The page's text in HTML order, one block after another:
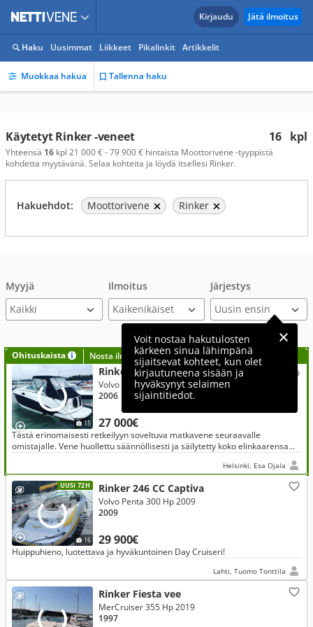
Kirjaudu Jätä ilmoitus
Haku Uusimmat Liikkeet Pikalinkit Artikkelit
Muokkaa hakua Tallenna haku
16 kpl
Käytetyt Rinker -veneet
Yhteensä 16 kpl 21 000 € - 79 900 € hintaista Moottorivene -tyyppistä
kohdetta myytävänä. Selaa kohteita ja löydä itsellesi Rinker.
Hakuehdot: Moottorivene Rinker
Myyjä Ilmoitus Järjestys
Voit nostaa hakutulosten
kärkeen sinua lähimpänä
sijaitsevat kohteet, kun olet
kirjautuneena sisään ja
hyväksynyt selaimen
sijaintitiedot.
Ohituskaista Nosta ilmoituksesi tähän?
15
Rinker Muu malli 250 EC
27 000€
Volvo Penta 260 Hp 2006
2006
Tästä erinomaisesti retkeilyyn soveltuva matkavene seuraavalle
omistajalle. Vene huollettu säännöllisesti ja säilytetty koko elinkaarensa
Helsinki, Esa Ojala
UUSI 72H
16
Rinker 246 CC Captiva
29 900€
Volvo Penta 300 Hp 2009
2009
Huippuhieno, luotettava ja hyväkuntoinen Day Cruiseri!
Lahti, Tuomo Tonttila
Rinker Fiesta vee
MerCruiser 355 Hp 2019
1997